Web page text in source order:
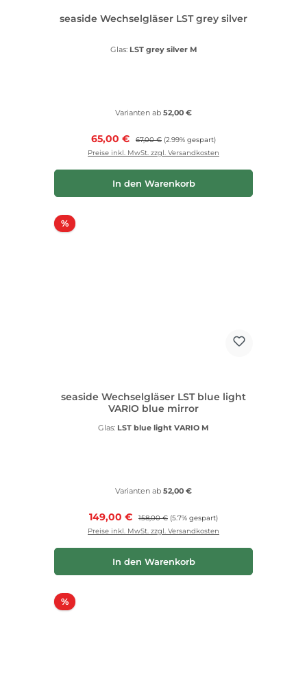
seaside Wechselgläser LST grey silver
Glas: LST grey silver M
Varianten ab 52,00 €
Verkaufspreis:
65,00 € Regulärer Preis:
67,00 € (2.99% gespart)
Preise inkl. MwSt. zzgl. Versandkosten
In den Warenkorb
%Rabatt
seaside Wechselgläser LST blue light
VARIO blue mirror
Glas: LST blue light VARIO M
Varianten ab 52,00 €
Verkaufspreis:
149,00 € Regulärer Preis:
158,00 € (5.7% gespart)
Preise inkl. MwSt. zzgl. Versandkosten
In den Warenkorb
%Rabatt